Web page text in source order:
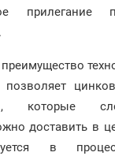
прилегание
которые
доставить в
в